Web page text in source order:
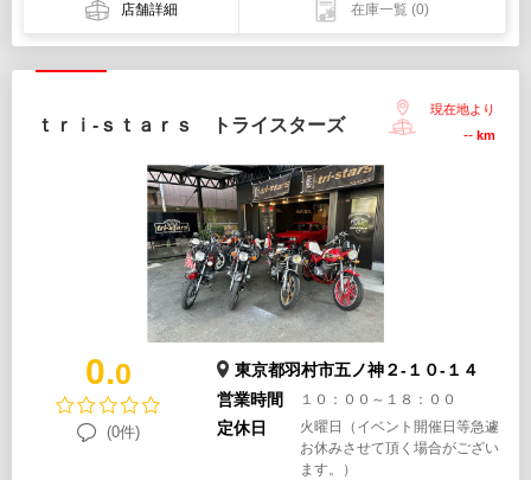
店舗詳細 在庫一覧 (0)
ｔｒｉ-ｓｔａｒｓ トライスターズ
現在地より
-- km
0.0
(0件)
東京都羽村市五ノ神２-１０-１４
営業時間
１０：００～１８：００
定休日
火曜日（イベント開催日等急遽
お休みさせて頂く場合がござい
ます。）